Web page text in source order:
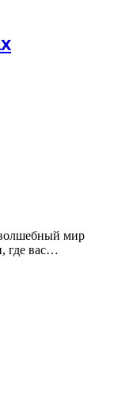
мир
где вас…